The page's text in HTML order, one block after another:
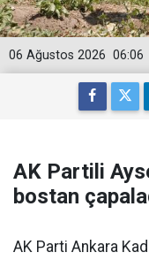
06:06
06 Ağustos 2026
AK Partili
bostan
AK Parti Ankara